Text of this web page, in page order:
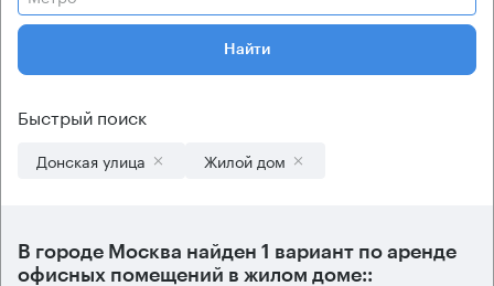
Найти
Быстрый поиск
Донская улица Жилой дом
В городе Москва найден 1 вариант по аренде
офисных помещений в жилом доме::